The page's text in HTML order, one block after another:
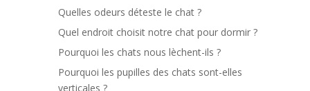
Quelles odeurs déteste le chat ?
Quel endroit choisit notre chat pour dormir ?
Pourquoi les chats nous lèchent-ils ?
Pourquoi les pupilles des chats sont-elles
verticales ?